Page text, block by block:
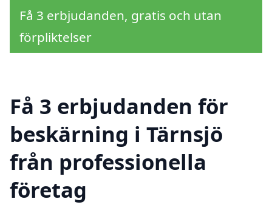
Få 3 erbjudanden, gratis och utan
förpliktelser
Få 3 erbjudanden för
beskärning i Tärnsjö
från professionella
företag